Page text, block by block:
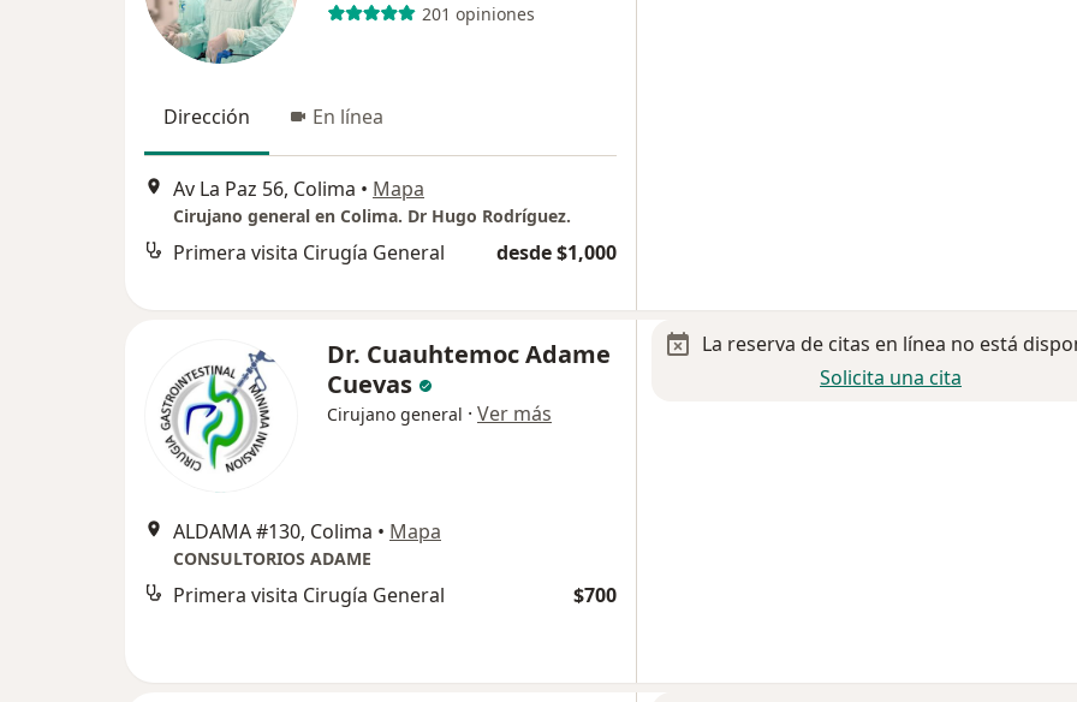
201 opiniones
Dirección En línea
Av La Paz 56, Colima • Mapa
Cirujano general en Colima. Dr Hugo Rodríguez.
Primera visita Cirugía General desde $1,000
Dr. Cuauhtemoc Adame
Cuevas
Cirujano general · Ver más
ALDAMA #130, Colima • Mapa
CONSULTORIOS ADAME
Primera visita Cirugía General $700
La reserva de citas en línea no está
Solicita una cita